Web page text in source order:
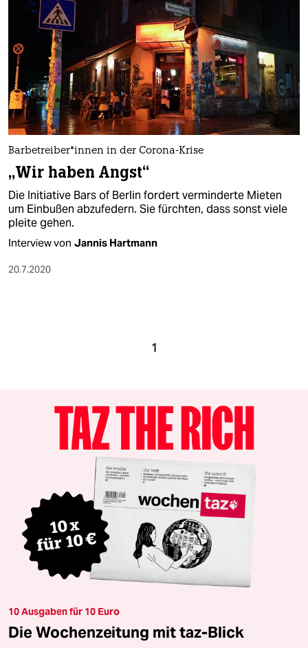
Barbetreiber*innen in der Corona-Krise
„Wir haben Angst“
Die Initiative Bars of Berlin fordert verminderte Mieten
um Einbußen abzufedern. Sie fürchten, dass sonst viele
pleite gehen.
Interview von Jannis Hartmann
20.7.2020
1
10 Ausgaben für 10 Euro
Die Wochenzeitung mit taz-Blick